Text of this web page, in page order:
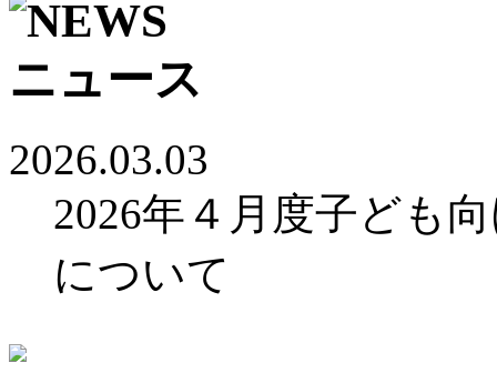
2026.03.03
2026年４月度子ども
について